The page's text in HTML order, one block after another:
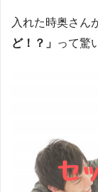
入れた時奥さん
ど！？」 って驚